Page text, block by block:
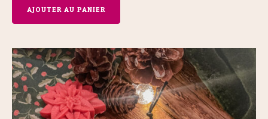
AJOUTER AU PANIER